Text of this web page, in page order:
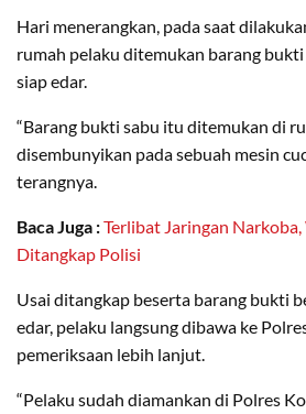
Hari menerangkan, pada saat
rumah pelaku ditemukan barang
siap edar.
“Barang bukti sabu itu ditemukan di
disembunyikan pada sebuah mesin
terangnya.
Baca Juga :Terlibat Jaringan
Ditangkap Polisi
Usai ditangkap beserta barang bukti
edar, pelaku langsung dibawa ke
pemeriksaan lebih lanjut.
“Pelaku sudah diamankan di Polres